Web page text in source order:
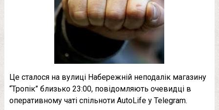
Це сталося на вулиці Набережній неподалік магазину
“Тропік” близько 23:00, повідомляють очевидці в
оперативному чаті спільноти AutoLife y Telegram.